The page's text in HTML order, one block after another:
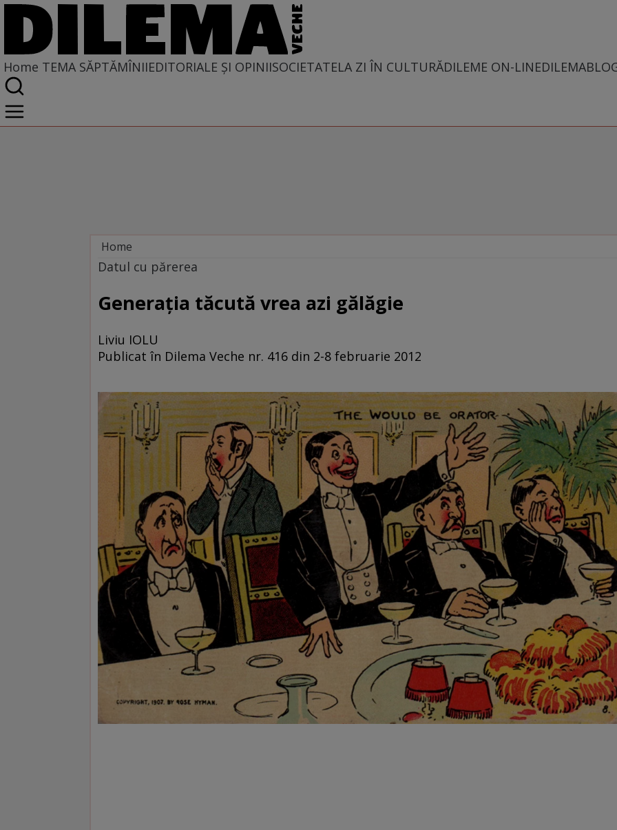
Home TEMA SĂPTĂMÎNIIEDITORIALE ȘI OPINIISOCIETATELA ZI ÎN CULTURĂDILEME ON-LINE
Home
Tema săptămînii
Datul cu părerea
Generaţia tăcută vrea azi gălăgie
Liviu IOLU
Publicat în Dilema Veche nr. 416 din 2-8 februarie 2012